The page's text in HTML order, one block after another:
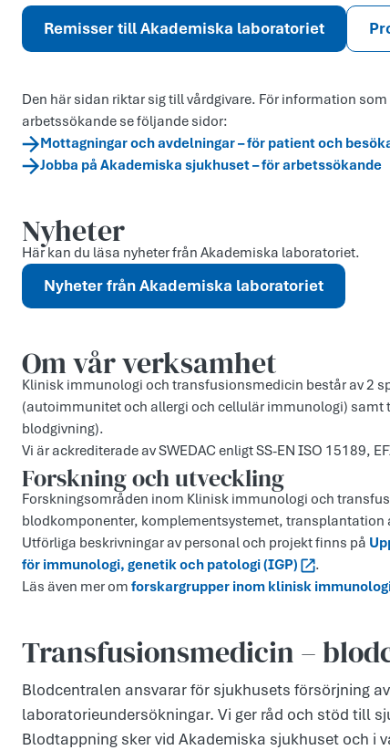
Remisser till Akademiska laboratoriet
Den här sidan riktar sig till vårdgivare. För information
arbetssökande se följande sidor:
Mottagningar och avdelningar – för patient och
Jobba på Akademiska sjukhuset – för arbetssökande
Nyheter
Här kan du läsa nyheter från Akademiska laboratoriet.
Nyheter från Akademiska laboratoriet
Om vår verksamhet
Klinisk immunologi och transfusionsmedicin består av 2
(autoimmunitet och allergi och cellulär immunologi)
blodgivning).
Vi är ackrediterade av SWEDAC enligt SS-EN ISO 15189,
Forskning och utveckling
Forskningsområden inom Klinisk immunologi och
blodkomponenter, komplementsystemet,
Utförliga beskrivningar av personal och projekt finns på
för immunologi, genetik och patologi (IGP)
.
Läs även mer om forskargrupper inom klinisk
Transfusionsmedicin –
Blodcentralen ansvarar för sjukhusets försörjning
laboratorieundersökningar. Vi ger råd och stöd till
Blodtappning sker vid Akademiska sjukhuset och i